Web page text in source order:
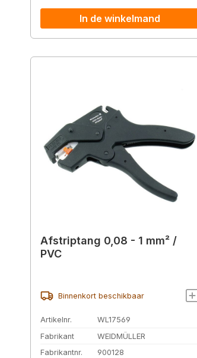
In de winkelmand
Afstriptang 0,08 - 1 mm² /
PVC
Binnenkort beschikbaar
Artikelnr.
WL17569
Fabrikant
WEIDMÜLLER
Fabrikantnr.
900128